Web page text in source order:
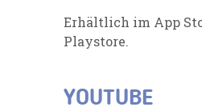
Erhältlich im App
Playstore.
YOUTUBE